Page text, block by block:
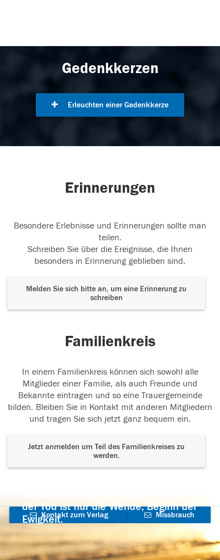
Gedenkkerzen
Erleuchten einer Gedenkkerze
Erinnerungen
Besondere Erlebnisse und Erinnerungen sollte man
teilen.
Schreiben Sie über die Ereignisse, die Ihnen
besonders in Erinnerung geblieben sind.
Melden Sie sich bitte an, um eine Erinnerung zu
schreiben
Familienkreis
In einem Familienkreis können sich sowohl alle
Mitglieder einer Familie, als auch Freunde und
Bekannte eintragen und so eine Trauergemeinde
bilden. Bleiben Sie in Kontakt mit anderen Mitgliedern
und tragen Sie sich jetzt ganz bequem ein.
Jetzt anmelden um Teil des Familienkreises zu
werden.
der Tod ist nur die Wende, Beginn der
Ewigkeit.
Kontakt zum Verlag
aufnehmen
Missbrauch